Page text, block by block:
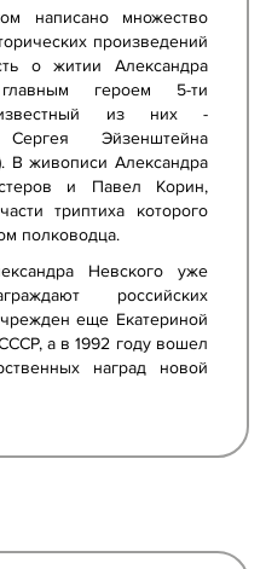
написано множество
произведений
о житии Александра
героем 5-ти
из них -
Эйзенштейна
В живописи Александра
и Павел Корин,
триптиха которого
полководца.
Невского уже
российских
еще Екатериной
а в 1992 году вошел
наград новой